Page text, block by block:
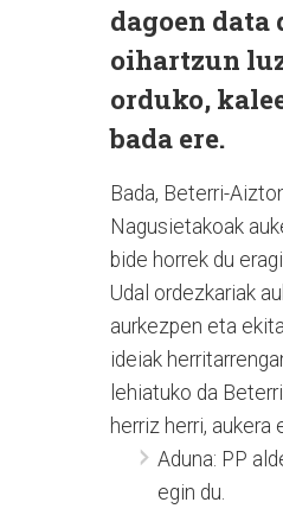
dagoen
oihartzun
orduko,
bada ere.
Bada, Beterri-
Nagusietakoak
bide horrek du
Udal ordezkariak
aurkezpen eta
ideiak
lehiatuko da
herriz herri, aukera
Aduna: PP
egin du.